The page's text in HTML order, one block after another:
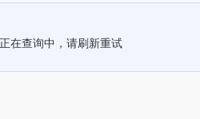
正在查询中，请刷新重试